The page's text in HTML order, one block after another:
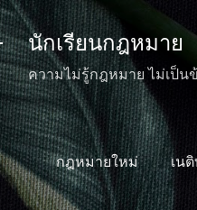
นักเรียนกฎหมาย
ความไม่รู้กฎหมาย ไม่เป็น
กฎหมายใหม่ เน